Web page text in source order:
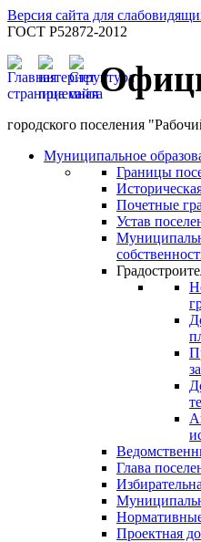
Версия сайта для
ГОСТ Р52872-2012
городского поселения
Муниципальное
Границы
Почетные
Устав
Глава
Проектная